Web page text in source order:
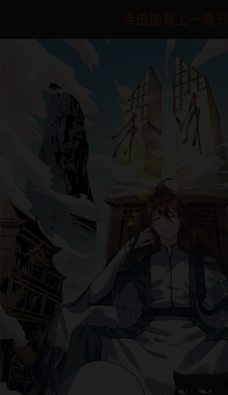
点击加载上一章节